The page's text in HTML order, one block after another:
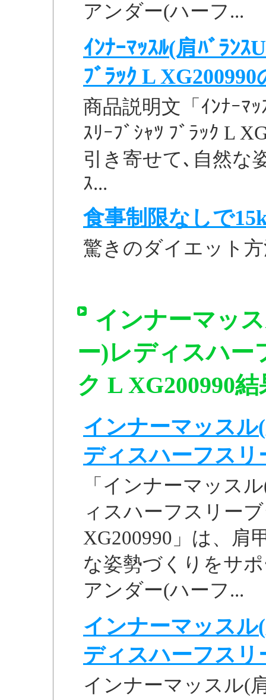
アンダー(ハーフ...
ｲﾝﾅｰﾏｯｽﾙ(肩ﾊﾞﾗﾝｽ
ﾌﾞﾗｯｸ L
商品説明文「ｲﾝﾅｰﾏｯ
ｽﾘｰﾌﾞｼｬﾂ ﾌﾞﾗｯｸ L
引き寄せて､自然な
ｽ...
食事制限なしで
驚きのダイエット
インナーマッ
ー)レディスハー
ク L XG200990結
インナーマッス
ディスハーフスリ
「インナーマッス
ィスハーフスリー
XG200990」は、肩
な姿勢づくりをサ
アンダー(ハーフ...
インナーマッス
ディスハーフスリ
インナーマッスル(